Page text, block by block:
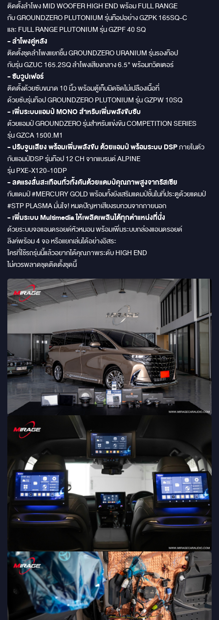
ติดตั้งลำโพง MID WOOFER HIGH END พร้อม FULL RANGE
กับ GROUNDZERO PLUTONIUM รุ่นท๊อปอย่าง GZPK 165SQ-C
และ FULL RANGE PLUTONIUM รุ่น GZPF 40 SQ
- ลำโพงคู่หลัง
ติดตั้งชุดลำโพงแยกชิ้น GROUNDZERO URANIUM รุ่นรองท๊อป
กับรุ่น GZUC 165.2SQ ลำโพงเสียงกลาง 6.5" พร้อมทวิตเตอร์
- ซับวูปเฟอร์
ติดตั้งด้วยซับขนาด 10 นิ้ว พร้อมตู้เก็บมิดชิดไม่เปลืองเนื้อที่
ด้วยซับรุ่นท๊อป GROUNDZERO PLUTONIUM รุ่น GZPW 10SQ
- เพิ่มระบบแอมป์ MONO สำหรับเพิ่มพลังขับซับ
ด้วยแอมป์ GROUNDZERO รุ่นสำหรับแข่งขัน COMPETITION SERIES
รุ่น GZCA 1500.M1
- ปรับจูนเสียง พร้อมเพิ่มพลังขับ ด้วยแอมป์ พร้อมระบบ DSPภายในตัว
กับแอมป์DSP รุ่นท๊อป 12 CH จากแบรนด์ ALPINE
รุ่น PXE-X120-10DP
- ลดแรงสั่นสะเทือนทั่วทั้งคันด้วยแดมป์คุณภาพสูงจากรัสเซีย
กับแดมป์ #MERCURY GOLD พร้อมทั้งยังเสริมแดมป์ชั้นในที่ประตูด้วยแดมป์
#STP PLASMA มั่นใจ! หมดปัญหาเสียงรบกวนจากภายนอก
- เพิ่มระบบ Multimedia ให้เพลิดเพลินได้ทุกตำแหน่งที่นั่ง
ด้วยระบบจอแอนดรอยด์หัวหมอน พร้อมเพิ่มระบบกล่องแอนดรอยด์
ลิงค์พร้อม 4 จอ หรือแยกเล่นได้อย่างอิสระ
ใครที่ใช้รถรุ่นนี้แล้วอยากได้คุณภาพระดับ HIGH END
ไม่ควรพลาดชุดติดตั้งชุดนี้